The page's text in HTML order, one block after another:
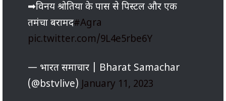
➡विनय श्रोतिया के पास से पिस्टल और एक
तमंचा बरामद#Agra
pic.twitter.com/9L4e5rbe6Y
— भारत समाचार | Bharat Samachar
(@bstvlive) January 11, 2023